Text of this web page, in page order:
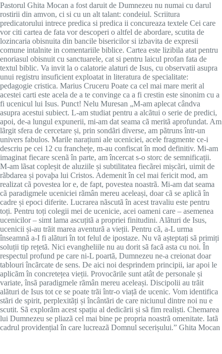
Pastorul Ghita Mocan a fost daruit de Dumnezeu nu numai cu darul
rostirii din amvon, ci si cu un alt talant: condeiul. Scriitura
predicatorului intrece predica si predica ii concureaza textele Cei care
vor citi cartea de fata vor descoperi o altfel de abordare, scutita de
lozincaria obisnuita din bancile bisericilor si izbavita de expresii
comune intalnite in comentariile biblice. Cartea este lizibila atat pentru
enoriasul obisnuit cu sanctuarele, cat si pentru laicul profan fata de
textul biblic. Va invit la o calatorie alaturi de Isus, cu observatii asupra
unui registru insuficient exploatat in literatura de specialitate:
pedagogie cristica. Marius Cruceru Poate ca cel mai mare merit al
acestei carti este acela de a te convinge ca a fi crestin este sinonim cu a
fi ucenicul lui Isus. Punct! Nelu Muresan „M-am aplecat cândva
asupra acestui subiect. L-am studiat pentru a alcãtui o serie de predici,
apoi, de-a lungul expunerii, mi-am dat seama cã meritã aprofundat. Am
lãrgit sfera de cercetare și, prin sondãri diverse, am pãtruns într-un
univers fabulos. Marile narațiuni ale uceniciei, acele fragmente ce-i
descriu pe cei 12 cu franchețe, m-au confiscat în mod definitiv. Mi-am
imaginat fiecare scenã în parte, am încercat s-o storc de semnificații.
M-am lãsat copleșit de aluziile și subtilitatea fiecãrei mișcãri, uimit de
rãbdarea și povaþa lui Cristos. Ademenit în cel mai fericit mod, am
realizat cã povestea lor e, de fapt, povestea noastrã. Mi-am dat seama
cã paradigmele uceniciei rãmân mereu aceleași, doar cã se aplicã în
cadre și epoci diferite. Lucrarea nãscutã în acest travaliu este pentru
toți. Pentru toți colegii mei de ucenicie, acei oameni care – asemenea
ucenicilor – simt lama ascuțitã a propriei finitudini. Alãturi de Isus,
ucenicii și-au trãit marea aventurã a vieții. Pentru cã, a-L urma
înseamnã a-I fi alãturi în tot felul de ipostaze. Nu vã așteptați sã primiți
soluții tip rețetã. Nici evangheliile nu au dorit sã facã asta cu noi. În
respectul profund pe care ni-L poartã, Dumnezeu ne-a creionat doar
tablouri încãrcate de sens. De aici noi desprindem principii, iar apoi le
aplicãm în concretețea vieții. Provocãrile sunt atât de personale și
variate, însã paradigmele rãmân mereu aceleași. Discipolii au trãit
alãturi de Isus tot ce se poate trãi într-o viațã de ucenic. Vom identifica
stãri de spirit, perplexitãți și încântãri de care niciunul dintre noi nu e
scutit. Sã explorãm acest spațiu al dedicãrii și sã fim realiști. Chemarea
lui Dumnezeu se pliazã cel mai bine pe propria noastrã omenitate. Iatã
cadrul providențial în care lucreazã Domnul secerișului.” Ghita Mocan